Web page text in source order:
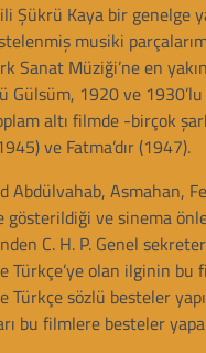
Şükrü Kaya bir
musiki
Sanat Müziği’ne en
1920 ve
altı filmde -birçok
ve Fatma’dır (1947).
Asmahan,
gösterildiği ve sinema
C. H. P. Genel
olan ilginin
Türkçe sözlü besteler
bu filmlere besteler